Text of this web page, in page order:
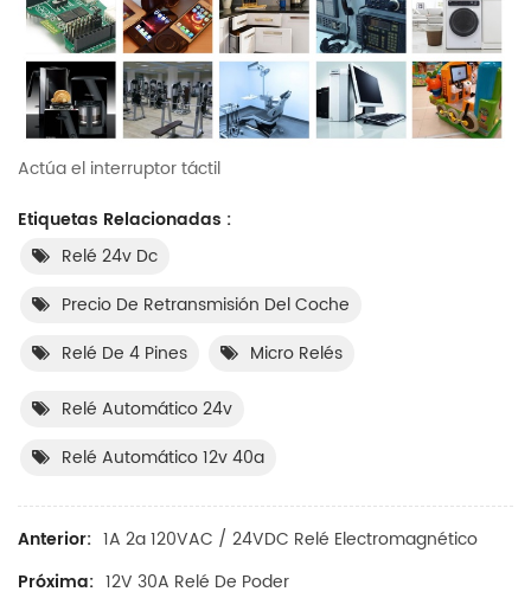
Actúa el interruptor táctil
Etiquetas Relacionadas :
Relé 24v Dc
Precio De Retransmisión Del Coche
Relé De 4 Pines
Micro Relés
Relé Automático 24v
Relé Automático 12v 40a
Anterior: 1A 2a 120VAC / 24VDC Relé Electromagnético
Próxima: 12V 30A Relé De Poder